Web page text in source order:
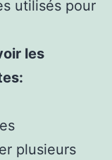
utilisés pour
les
plusieurs